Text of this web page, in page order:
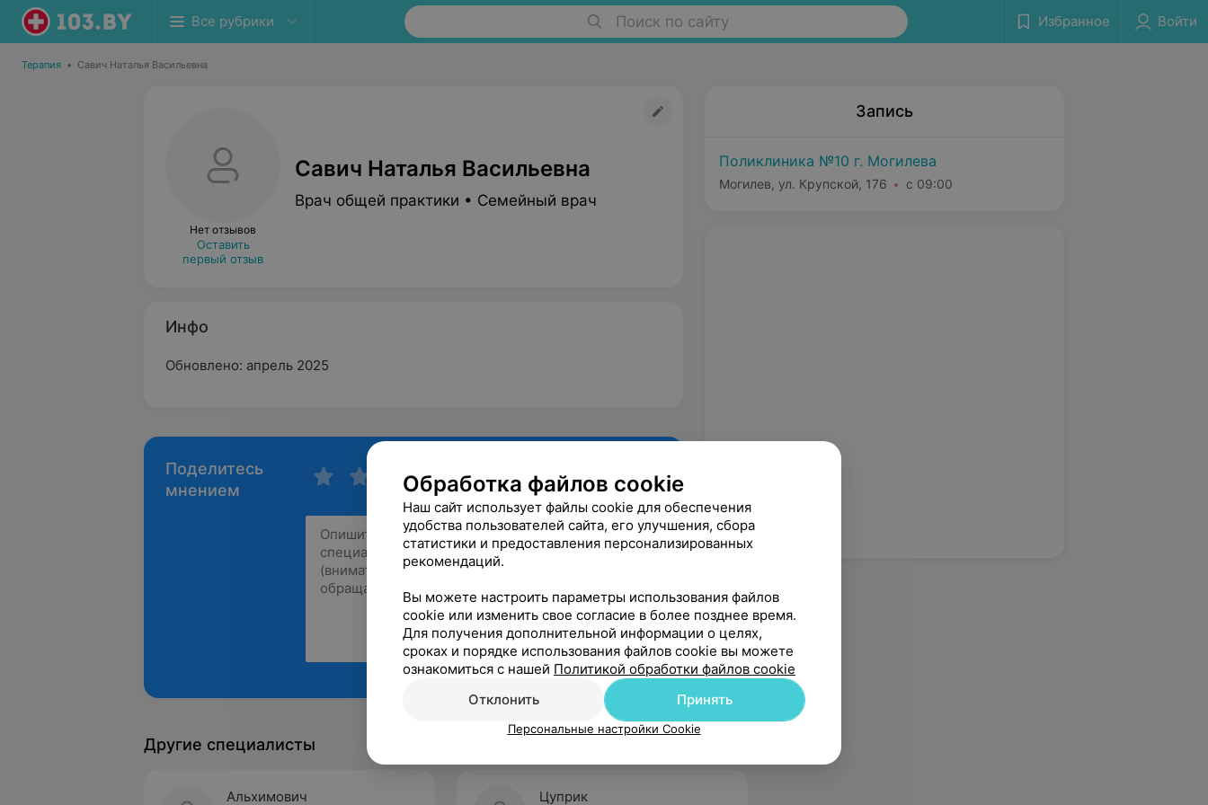
Все рубрики Поиск по сайту Избранное Войти
Терапия • Савич Наталья Васильевна
Нет отзывов
Оставить
первый отзыв
Савич Наталья Васильевна
Врач общей практики • Семейный врач
Инфо
Обновлено: апрель 2025
Поделитесь
мнением
Рекомендую
Запись
Поликлиника №10 г. Могилева
Могилев, ул. Крупской, 176 с 09:00
Другие специалисты
Альхимович Цуприк
Обработка файлов cookie
Наш сайт использует файлы cookie для обеспечения
удобства пользователей сайта, его улучшения, сбора
статистики и предоставления персонализированных
рекомендаций.
Вы можете настроить параметры использования файлов
cookie или изменить свое согласие в более позднее время.
Для получения дополнительной информации о целях,
сроках и порядке использования файлов cookie вы можете
ознакомиться с нашей Политикой обработки файлов cookie
Отклонить
Принять
Персональные настройки Cookie